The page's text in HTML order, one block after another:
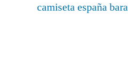
camiseta españa